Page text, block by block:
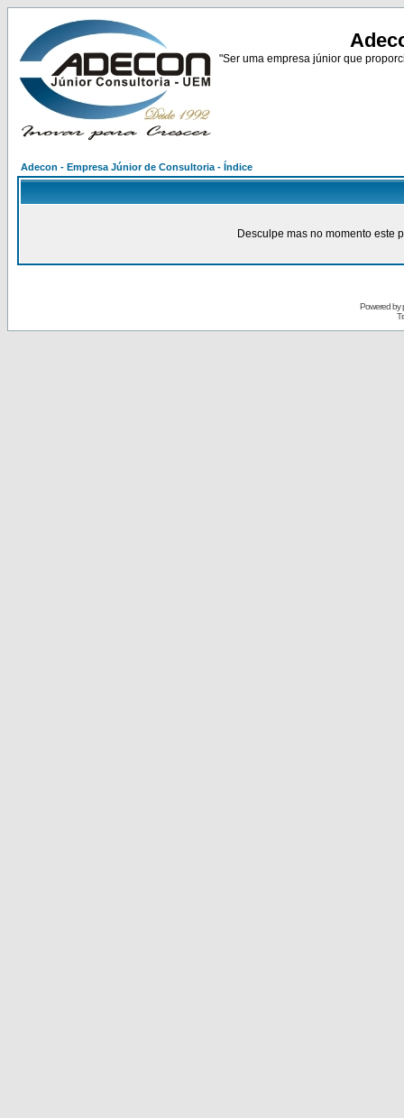
"Ser uma empresa júnior que
Adecon - Empresa Júnior de Consultoria - Índice
Desculpe mas no momento este
Powered by